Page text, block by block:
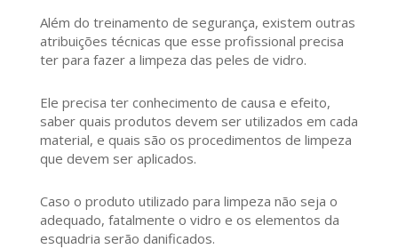
Além do treinamento de segurança, existem outras
atribuições técnicas que esse profissional precisa
ter para fazer a limpeza das peles de vidro.
Ele precisa ter conhecimento de causa e efeito,
saber quais produtos devem ser utilizados em cada
material, e quais são os procedimentos de limpeza
que devem ser aplicados.
Caso o produto utilizado para limpeza não seja o
adequado, fatalmente o vidro e os elementos da
esquadria serão danificados.